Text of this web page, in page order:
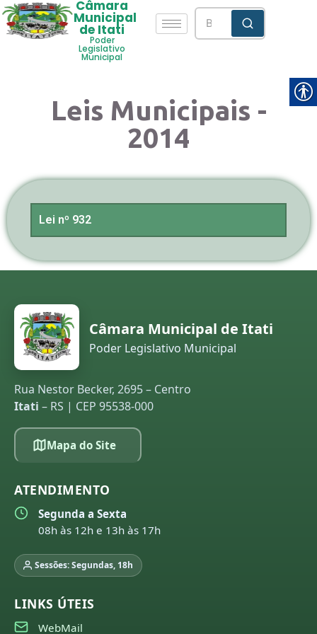
Câmara
Municipal
de Itati
Poder
Legislativo
Municipal
Leis Municipais -
2014
Lei nº 932
Câmara Municipal de Itati
Poder Legislativo Municipal
Rua Nestor Becker, 2695 – Centro
Itati – RS | CEP 95538-000
Mapa do Site
ATENDIMENTO
Segunda a Sexta
08h às 12h e 13h às 17h
Sessões: Segundas, 18h
LINKS ÚTEIS
WebMail